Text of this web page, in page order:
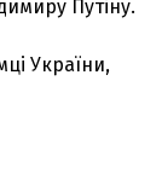
Путіну.
України,